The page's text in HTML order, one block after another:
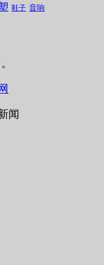
鞋子 音响
闻